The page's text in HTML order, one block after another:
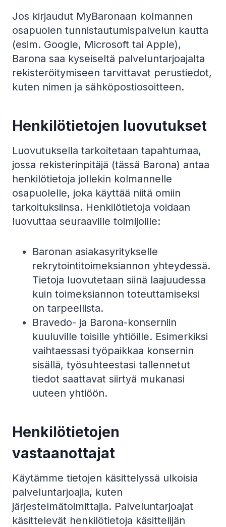
Jos kirjaudut MyBaronaan kolmannen
osapuolen tunnistautumispalvelun kautta
(esim. Google, Microsoft tai Apple),
Barona saa kyseiseltä palveluntarjoajalta
rekisteröitymiseen tarvittavat perustiedot,
kuten nimen ja sähköpostiosoitteen.
Henkilötietojen luovutukset
Luovutuksella tarkoitetaan tapahtumaa,
jossa rekisterinpitäjä (tässä Barona) antaa
henkilötietoja jollekin kolmannelle
osapuolelle, joka käyttää niitä omiin
tarkoituksiinsa. Henkilötietoja voidaan
luovuttaa seuraaville toimijoille:
Baronan asiakasyritykselle
rekrytointitoimeksiannon yhteydessä.
Tietoja luovutetaan siinä laajuudessa
kuin toimeksiannon toteuttamiseksi
on tarpeellista.
Bravedo- ja Barona-konserniin
kuuluville toisille yhtiöille. Esimerkiksi
vaihtaessasi työpaikkaa konsernin
sisällä, työsuhteestasi tallennetut
tiedot saattavat siirtyä mukanasi
uuteen yhtiöön.
Henkilötietojen
vastaanottajat
Käytämme tietojen käsittelyssä ulkoisia
palveluntarjoajia, kuten
järjestelmätoimittajia. Palveluntarjoajat
käsittelevät henkilötietoja käsittelijän